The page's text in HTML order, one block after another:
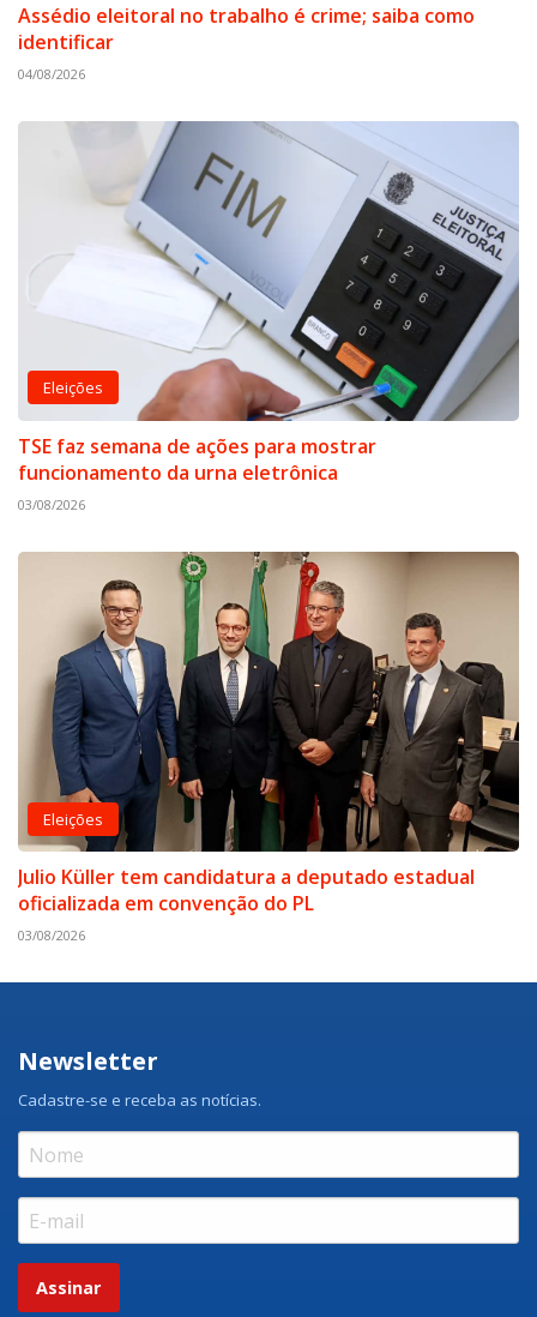
Assédio eleitoral no trabalho é crime; saiba como
identificar
04/08/2026
Eleições
TSE faz semana de ações para mostrar
funcionamento da urna eletrônica
03/08/2026
Eleições
Julio Küller tem candidatura a deputado estadual
oficializada em convenção do PL
03/08/2026
Newsletter
Cadastre-se e receba as notícias.
Assinar